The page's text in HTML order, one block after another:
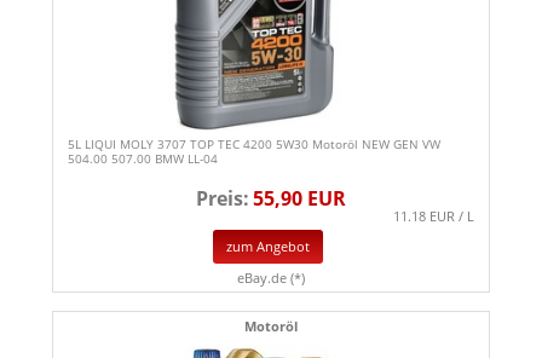
5L LIQUI MOLY 3707 TOP TEC 4200 5W30 Motoröl NEW GEN VW
504.00 507.00 BMW LL-04
Preis:55,90 EUR
11.18 EUR / L
zum Angebot
eBay.de (*)
Motoröl